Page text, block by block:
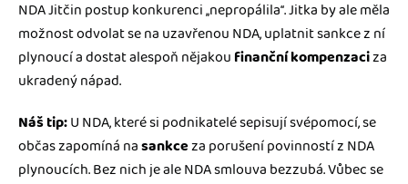
NDA Jitčin postup konkurenci ‚‚nepropálila‘‘. Jitka by ale měla
možnost odvolat se na uzavřenou NDA, uplatnit sankce z ní
plynoucí a dostat alespoň nějakou finanční kompenzaciza
ukradený nápad.
Náš tip:U NDA, které si podnikatelé sepisují svépomocí, se
občas zapomíná nasankceza porušení povinností z NDA
plynoucích. Bez nich je ale NDA smlouva bezzubá. Vůbec se